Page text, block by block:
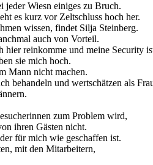
jeder Wiesn einiges zu Bruch.
es kurz vor Zeltschluss hoch her.
wissen, findet Silja Steinberg.
auch von Vorteil.
hier reinkomme und meine Security
sie mich hoch.
Mann nicht machen.
behandeln und wertschätzen als
zum Problem wird,
ihren Gästen nicht.
für mich wie geschaffen ist.
mit den Mitarbeitern,